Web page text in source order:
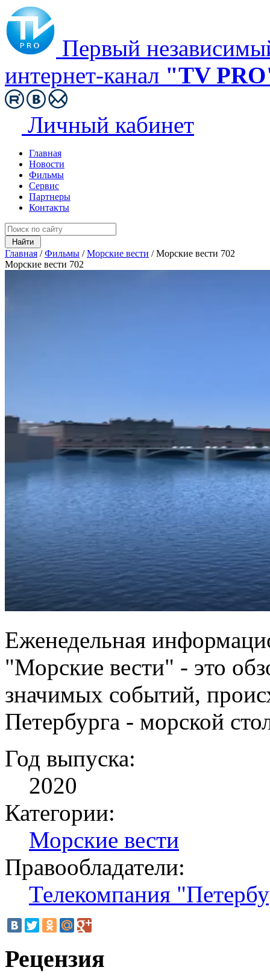
Первый
интернет-канал "TV
Личный кабинет
Главная
Новости
Фильмы
Сервис
Партнеры
Контакты
Главная /Фильмы /Морские вести /Морские вести 702
Морские вести 702
Еженедельная
"Морские вести" - это
значимых событий,
Петербурга - морской
Год выпуска:
2020
Категории:
Морские вести
Правообладатели:
Телекомпания
Рецензия